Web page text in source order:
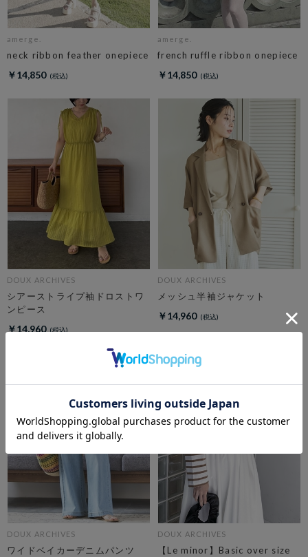
amerge.
neck ribbon feather onepiece
￥14,850
amerge.
french ruffle ribbon onepiece
￥14,850
DOUX ARCHIVES
シアーストライプ袖ドロストワ
ンピース
￥14,960
DOUX ARCHIVES
メッシュ半袖ジャケット
￥14,960
DOUX ARCHIVES
ワイドベイカーデニムパンツ
DOUX ARCHIVES
【Le minor】Basic over size